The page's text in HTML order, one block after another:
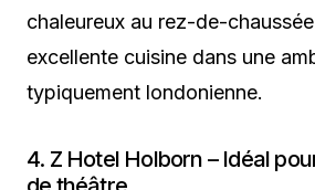
chaleureux au rez-de-
excellente cuisine dans une
typiquement londonienne.
4. Z Hotel Holborn – Idéal